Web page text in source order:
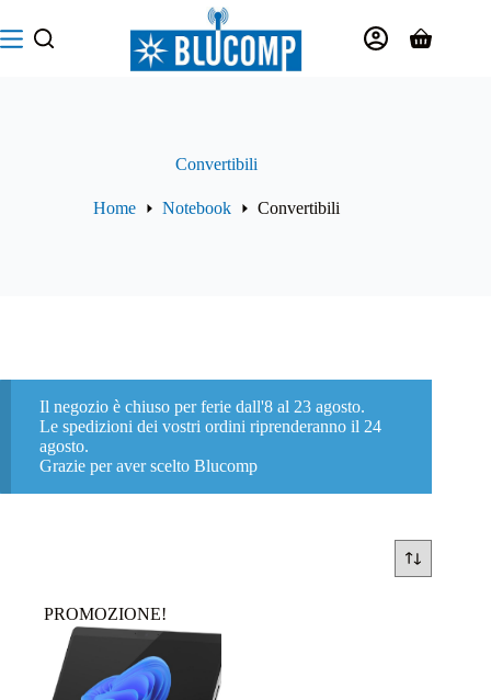
al
contenuto
Carrello
Convertibili
Home Notebook Convertibili
Il negozio è chiuso per ferie dall'8 al 23 agosto.
Le spedizioni dei vostri ordini riprenderanno il 24
agosto.
Grazie per aver scelto Blucomp
PROMOZIONE!